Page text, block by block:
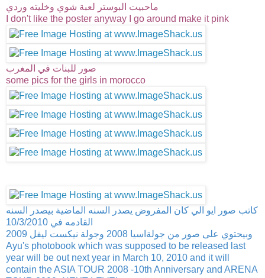
ماحبيت البوستر لعبة شوي وخليته وردي
I don't like the poster anyway I go around make it pink
صور للبنات في المغرب
some pics for the girls in morocco
كاتب صور ايو الي كان المفروض يصدر السنه الماضية بيصدر السنه
القادمه في 10/3/2010
وبيحتوي على صور من جولةاسيا 2008 وجولة نيكست ليفل 2009
Ayu's photobook which was supposed to be released last
year will be out next year in March 10, 2010 and it will
contain the ASIA TOUR 2008 -10th Anniversary and ARENA